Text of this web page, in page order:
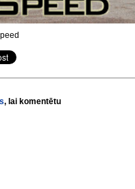
, lai komentētu